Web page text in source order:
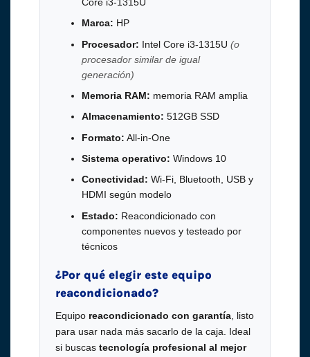
Marca: HP
Procesador: Intel Core i3-1315U (o
procesador similar de igual
generación)
Memoria RAM: memoria RAM amplia
Almacenamiento: 512GB SSD
Formato: All-in-One
Sistema operativo: Windows 10
Conectividad: Wi-Fi, Bluetooth, USB y
HDMI según modelo
Estado: Reacondicionado con
componentes nuevos y testeado por
técnicos
¿Por qué elegir este equipo
reacondicionado?
Equipo reacondicionado con garantía, listo
para usar nada más sacarlo de la caja. Ideal
si buscas tecnología profesional al mejor